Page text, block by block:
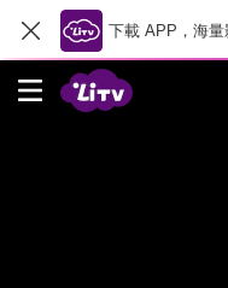
下載 APP，海